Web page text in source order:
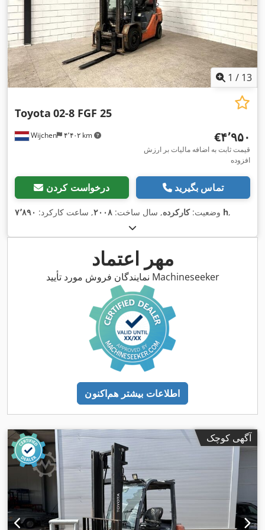
1 / 13
Wijchen ۴٬۴۰۲ km
Toyota 02-8 FGF 25
‎€۴٬۹۵۰
قیمت ثابت به اضافه مالیات بر ارزش
افزوده
درخواست کردن تماس بگیرید
وضعیت:کارکرده, سال ساخت: ۲۰۰۸, ساعت کارکرد: ۷٬۸۹۰ h,
مهر اعتماد
نمایندگان فروش مورد تأیید Machineseeker
اطلاعات بیشتر هم‌اکنون
آگهی کوچک